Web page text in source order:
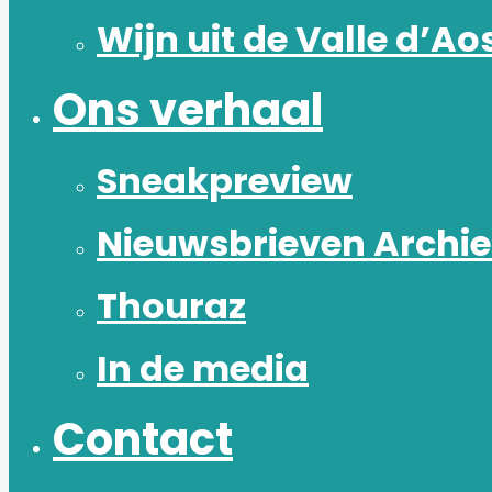
Wijn uit de Valle
Ons verhaal
Sneakpreview
Nieuwsbrieven
Thouraz
In de media
Contact